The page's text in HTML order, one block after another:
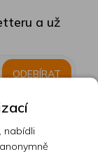
a už
ODEBÍRAT
nabídli